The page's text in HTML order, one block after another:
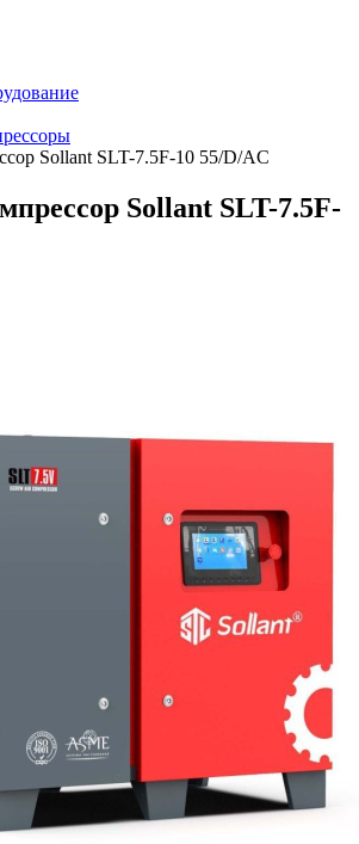
Sollant SLT-7.5F-10 55/D/AC
Sollant SLT-7.5F-